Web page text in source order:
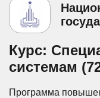
Курс:
системам
Программа